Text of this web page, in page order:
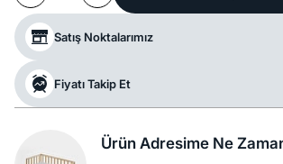
Satış Noktalarımız
Fiyatı Takip Et
Ürün Adresime Ne